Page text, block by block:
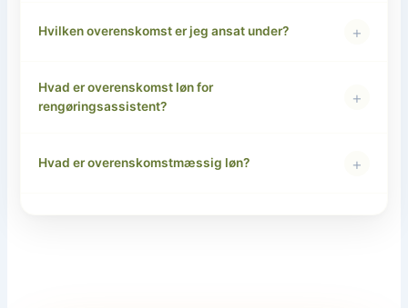
Hvilken overenskomst er jeg ansat under? +
Hvad er overenskomst løn for
rengøringsassistent?
+
Hvad er overenskomstmæssig løn? +